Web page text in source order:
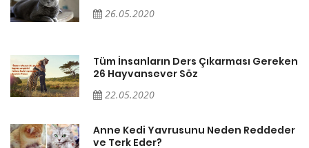
26.05.2020
Tüm İnsanların Ders Çıkarması Gereken
26 Hayvansever Söz
22.05.2020
Anne Kedi Yavrusunu Neden Reddeder
ve Terk Eder?